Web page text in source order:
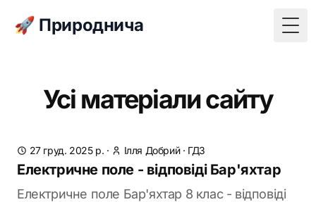
🚀 Природнича
Усі матеріали сайту
27 груд. 2025 р. · Ілля Добрий· ГДЗ
Електричне поле - відповіді Бар'яхтар
Електричне поле Бар'яхтар 8 клас - відповіді